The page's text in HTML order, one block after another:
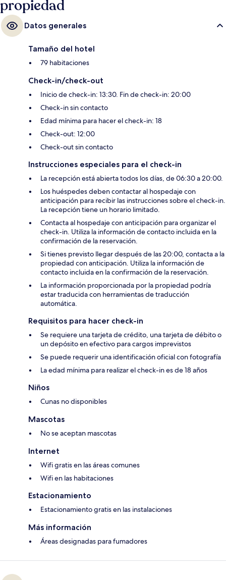
propiedad
Datos generales
Tamaño del hotel
79 habitaciones
Check-in/check-out
Inicio de check-in: 13:30. Fin de check-in: 20:00
Check-in sin contacto
Edad mínima para hacer el check-in: 18
Check-out: 12:00
Check-out sin contacto
Instrucciones especiales para el check-in
La recepción está abierta todos los días, de 06:30 a 20:00.
Los huéspedes deben contactar al hospedaje con
anticipación para recibir las instrucciones sobre el check-in.
La recepción tiene un horario limitado.
Contacta al hospedaje con anticipación para organizar el
check-in. Utiliza la información de contacto incluida en la
confirmación de la reservación.
Si tienes previsto llegar después de las 20:00, contacta a la
propiedad con anticipación. Utiliza la información de
contacto incluida en la confirmación de la reservación.
La información proporcionada por la propiedad podría
estar traducida con herramientas de traducción
automática.
Requisitos para hacer check-in
Se requiere una tarjeta de crédito, una tarjeta de débito o
un depósito en efectivo para cargos imprevistos
Se puede requerir una identificación oficial con fotografía
La edad mínima para realizar el check-in es de 18 años
Niños
Cunas no disponibles
Mascotas
No se aceptan mascotas
Internet
Wifi gratis en las áreas comunes
Wifi en las habitaciones
Estacionamiento
Estacionamiento gratis en las instalaciones
Más información
Áreas designadas para fumadores